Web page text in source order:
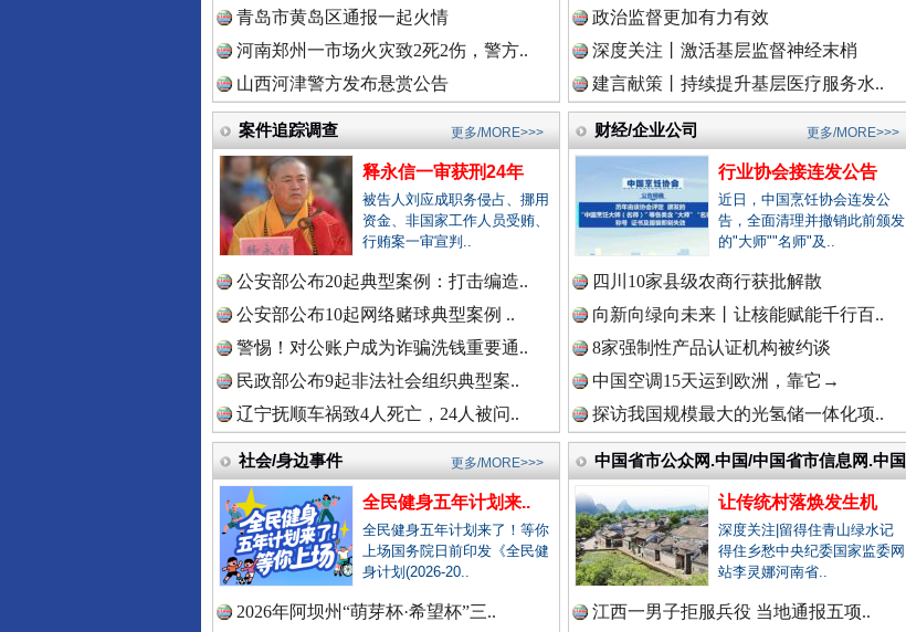
中国参政网.中国
中国全民新闻网.中国
中国公众新闻网.中国
中国公民新闻网.中国
中国公共新闻网.中国
中国法制新闻网.中国
衣柜里的秘密 高速路上逆行称"我一路开着双闪"..
春天里的科技盛宴 烦心事变舒心事
青岛市黄岛区通报一起火情
河南郑州一市场火灾致2死2伤，警方..
山西河津警方发布悬赏公告
政治监督更加有力有效
深度关注丨激活基层监督神经末梢
建言献策丨持续提升基层医疗服务水..
案件追踪调查
释永信一审获刑24年
被告人刘应成职务侵占、挪用
资金、非国家工作人员受贿、
行贿案一审宣判..
公安部公布20起典型案例：打击编造..
公安部公布10起网络赌球典型案例 ..
警惕！对公账户成为诈骗洗钱重要通..
民政部公布9起非法社会组织典型案..
辽宁抚顺车祸致4人死亡，24人被问..
更多/MORE>>> 财经/企业公司
行业协会接连发公告
近日，中国烹饪协会连发公
告，全面清理并撤销此前颁发
的"大师""名师"及..
四川10家县级农商行获批解散
向新向绿向未来丨让核能赋能千行百..
8家强制性产品认证机构被约谈
中国空调15天运到欧洲，靠它→
探访我国规模最大的光氢储一体化项..
更多/MORE>>>
社会/身边事件
全民健身五年计划来..
全民健身五年计划来了！等你
上场国务院日前印发《全民健
身计划(2026-20..
2026年阿坝州“萌芽杯·希望杯”三..
更多/MORE>>> 中国省市公众网.中国/中国省市信息网.中国
让传统村落焕发生机
深度关注|留得住青山绿水记
得住乡愁中央纪委国家监委网
站李灵娜河南省..
江西一男子拒服兵役 当地通报五项..